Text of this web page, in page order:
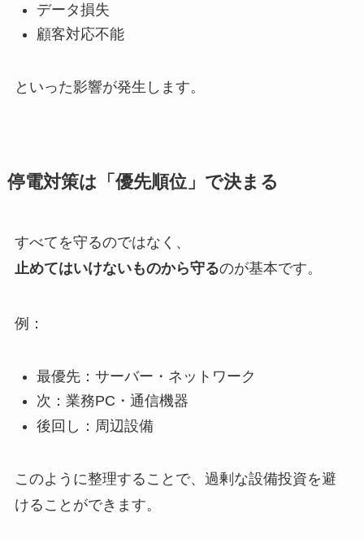
データ損失
顧客対応不能
といった影響が発生します。
停電対策は「優先順位」で決まる
すべてを守るのではなく、
止めてはいけないものから守るのが基本です。
例：
最優先：サーバー・ネットワーク
次：業務PC・通信機器
後回し：周辺設備
このように整理することで、過剰な設備投資を避
けることができます。